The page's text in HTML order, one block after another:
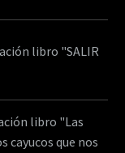
libro "SALIR
libro "Las
cayucos que nos